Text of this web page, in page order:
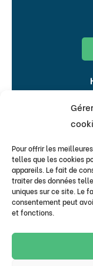
Pour offrir les
telles que les cookies
appareils. Le fait de
traiter des données
uniques sur ce site. Le
consentement peut
et fonctions.
Informatique
Assurances
Aménageur
02.76.51.05.20
ALTICAP
Solution
02.35.12.86.86
Menuiserie